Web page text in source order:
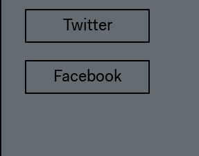
Twitter
Facebook